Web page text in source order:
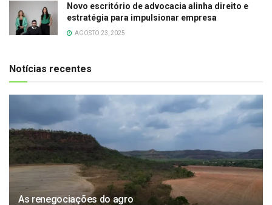
Novo escritório de advocacia alinha direito e
estratégia para impulsionar empresa
AGOSTO 23, 2025
Notícias recentes
As renegociações do agro